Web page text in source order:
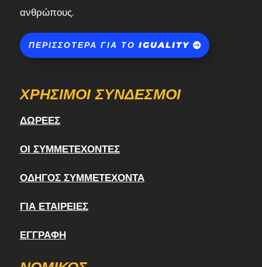
ανθρώπους.
ΠΕΡΙΣΣΌΤΕΡΑ ΓΙΑ ΤΟ IGUALITY
ΧΡΉΣΙΜΟΙ ΣΎΝΔΕΣΜΟΙ
ΔΩΡΕΈΣ
ΟΙ ΣΥΜΜΕΤΈΧΟΝΤΕΣ
ΟΔΗΓΌΣ ΣΥΜΜΕΤΈΧΟΝΤΑ
ΓΙΑ ΕΤΑΙΡΕΊΕΣ
ΕΓΓΡΑΦΉ